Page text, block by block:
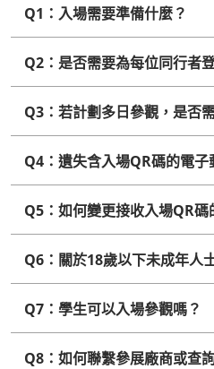
Q1：入場需要準備什麼？
Q2：是否需要為每位同行者
Q3：若計劃多日參觀，是否
Q4：遺失含入場QR碼的電子
Q5：如何變更接收入場QR碼
Q6：關於18歲以下未成年人
Q7：學生可以入場參觀嗎？
Q8：如何聯繫參展廠商或查